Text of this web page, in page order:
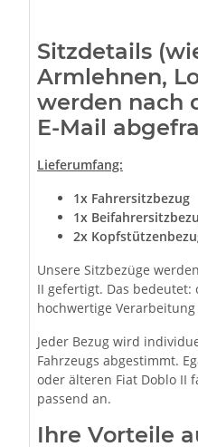
Sitzdetails
Armlehnen,
werden nach
E-Mail
Lieferumfang:
1x Fahrersitzbezug
1x
2x
Unsere Sitzbezüge
II gefertigt. Das bedeutet:
hochwertige
Jeder Bezug wird
Fahrzeugs abgestimmt.
oder älteren Fiat Doblo II
passend an.
Ihre Vorteile